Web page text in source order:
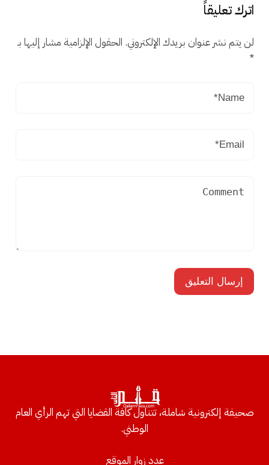
اترك تعليقاً
لن يتم نشر عنوان بريدك الإلكتروني. الحقول الإلزامية مشار إليها بـ
*
صحيفة إلكترونية شاملة، تتناول كافة القضايا التي تهم الرأي العام
الوطني.
عدد زوار الموقع